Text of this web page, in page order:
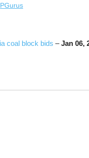
PGurus
coal block bids –Jan 06,